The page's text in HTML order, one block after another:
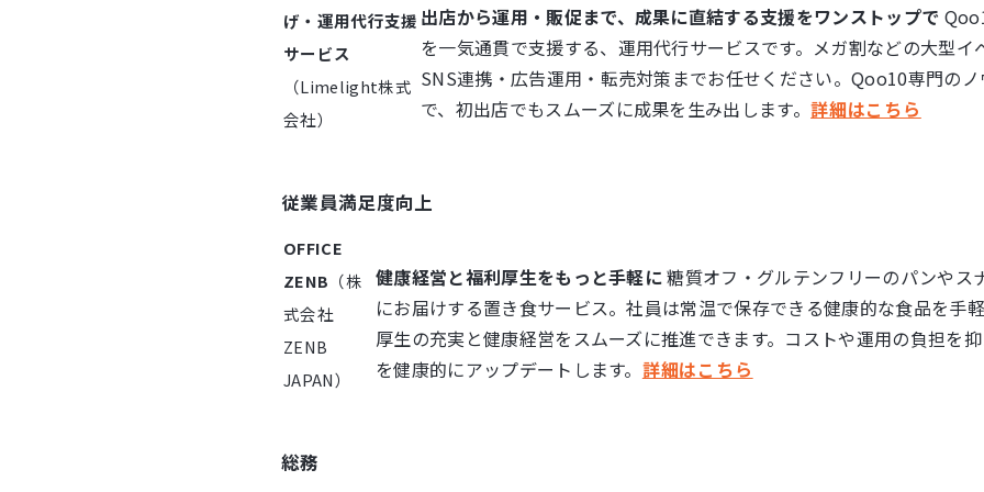
げ・運用代行支援
サービス
（Limelight株式
会社）
出店から運用・販促まで、成果に直結する支援をワンストップで
を一気通貫で支援する、運用代行サービスです。メガ割などの大型
SNS連携・広告運用・転売対策までお任せください。Qoo10専門の
で、初出店でもスムーズに成果を生み出します。詳細はこちら
従業員満足度向上
OFFICE
ZENB （株
式会社
ZENB
JAPAN）
健康経営と福利厚生をもっと手軽に糖質オフ・グルテンフリーのパンやス
にお届けする置き食サービス。社員は常温で保存できる健康的な食品を手
厚生の充実と健康経営をスムーズに推進できます。コストや運用の負担を
を健康的にアップデートします。 詳細はこちら
総務